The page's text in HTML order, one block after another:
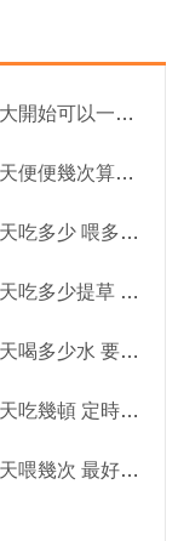
狗狗多大開始可以一天吃一頓？
金毛一天便便幾次算正常啊？？？？
烏龜一天吃多少 喂多容易把胃腸撐壞
龍貓一天吃多少提草 可以每日喂食兩次
龍貓一天喝多少水 要及時的更換飲水
龍貓一天吃幾頓 定時定量是最重要
燕魚一天喂幾次 最好定時定量喂食